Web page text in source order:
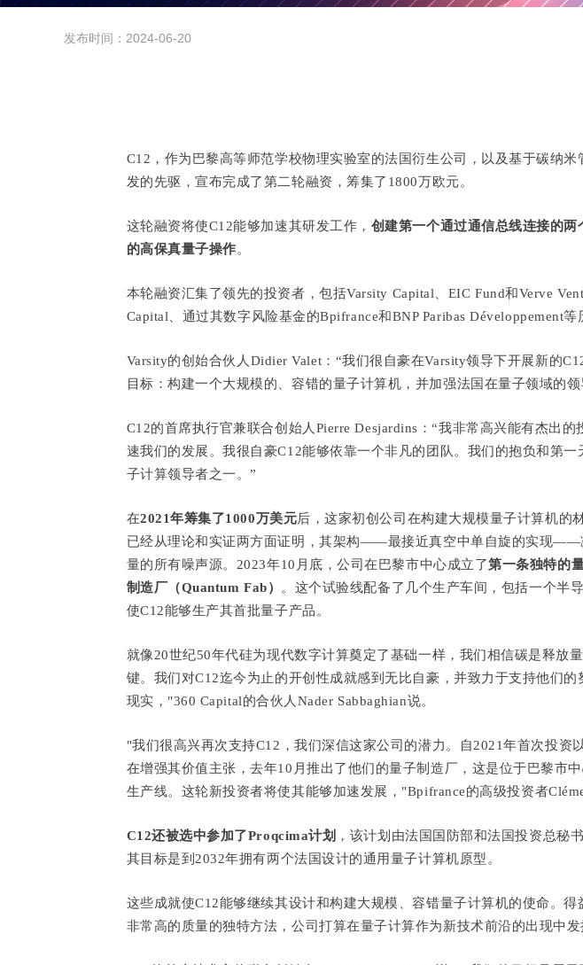
发布时间： 2024-06-20
C12，作为巴黎高等师范学校物理实验室的法国衍生公司，以及基于碳纳
发的先驱，宣布完成了第二轮融资，筹集了1800万欧元。
这轮融资将使C12能够加速其研发工作， 创建第一个通过通信总线连接的两
的高保真量子操作。
本轮融资汇集了领先的投资者，包括Varsity Capital、EIC Fund和Verve
Capital、通过其数字风险基金的Bpifrance和BNP Paribas Développement等
Varsity的创始合伙人Didier Valet：“我们很自豪在Varsity领导下开展新的
目标：构建一个大规模的、容错的量子计算机，并加强法国在量子领域的领
C12的首席执行官兼联合创始人Pierre Desjardins：“我非常高兴能有杰出的
速我们的发展。我很自豪C12能够依靠一个非凡的团队。我们的抱负和第
子计算领导者之一。”
在2021年筹集了1000万美元后，这家初创公司在构建大规模量子计算机的
已经从理论和实证两方面证明，其架构——最接近真空中单自旋的实现——
量的所有噪声源。2023年10月底，公司在巴黎市中心成立了第一条独特的
制造厂（Quantum Fab）
。这个试验线配备了几个生产车间，包括一个半
使C12能够生产其首批量子产品。
就像20世纪50年代硅为现代数字计算奠定了基础一样，我们相信碳是释放
键。我们对C12迄今为止的开创性成就感到无比自豪，并致力于支持他们
现实，"360 Capital的合伙人Nader Sabbaghian说。
"我们很高兴再次支持C12，我们深信这家公司的潜力。自2021年首次投资
在增强其价值主张，去年10月推出了他们的量子制造厂，这是位于巴黎市
生产线。这轮新投资者将使其能够加速发展，"Bpifrance的高级投资者
C12还被选中参加了Proqcima计划 ，该计划由法国国防部和法国投资总秘
其目标是到2032年拥有两个法国设计的通用量子计算机原型。
这些成就使C12能够继续其设计和构建大规模、容错量子计算机的使命。
非常高的质量的独特方法，公司打算在量子计算作为新技术前沿的出现中发